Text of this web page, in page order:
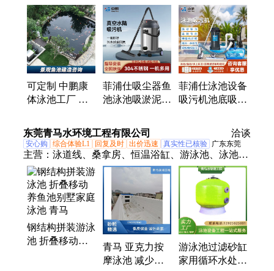
可定制 中鹏康
体泳池工厂 承
备安装国际标准
菲浦仕吸尘器鱼
池泳池吸淤泥污
备池塘真空吸污
机
菲浦仕泳池设备
吸污机池底吸污
设备水下吸尘器
东莞青马水环境工程有限公司 洽谈
安心购 综合体验L1 回复及时 出价迅速 真实性已核验 广东东莞
主营： 泳道线、桑拿房、恒温浴缸、游泳池、泳池、
泳池设备、泳池水处理、亚克力游泳池、泳池吸污
机、泳池水泵、泳池加热设备、泳池排水格栅、泳池
跳台、游泳池出发台、泳池防滑格栅、泳池过滤系统
一体化、泳池分隔线、智能泳池、恒温泳池、成品泳
池、无尽泳池、泳池格栅、家用泳池、过滤沙缸、桑
拿设备
钢结构拼装游泳
池 折叠移动养
青马 亚克力按
摩泳池 减少热
游泳池过滤砂缸
家用循环水处理